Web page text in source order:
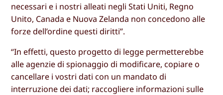
necessari e i nostri alleati negli Stati Uniti, Regno
Unito, Canada e Nuova Zelanda non concedono alle
forze dell’ordine questi diritti”.
“In effetti, questo progetto di legge permetterebbe
alle agenzie di spionaggio di modificare, copiare o
cancellare i vostri dati con un mandato di
interruzione dei dati; raccogliere informazioni sulle